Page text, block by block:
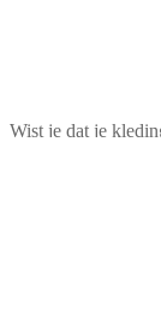
Wist je dat je